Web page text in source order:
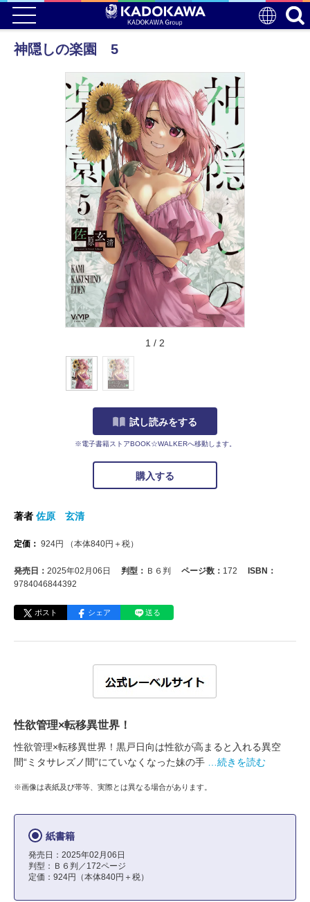
神隠しの楽園 5
1 / 2
試し読みをする
※電子書籍ストアBOOK☆WALKERへ移動します。
購入する
著者 佐原 玄清
定価： 924円 （本体840円＋税）
発売日： 2025年02月06日 判型： Ｂ６判 ページ数： 172
ISBN：
9784046844392
ポスト シェア 送る
性欲管理×転移異世界！
性欲管理×転移異世界！黒戸日向は性欲が高まると入れる異空
間“ミタサレズノ間”にていなくなった妹の手
…続きを読む
※画像は表紙及び帯等、実際とは異なる場合があります。
紙書籍
発売日：2025年02月06日
判型：Ｂ６判／172ページ
定価：924円（本体840円＋税）